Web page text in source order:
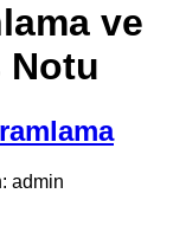
ve
Notu
admin